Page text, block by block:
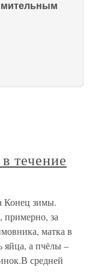
течение
Конец зимы.
примерно, за
матка в
яйца, а пчёлы –
средней